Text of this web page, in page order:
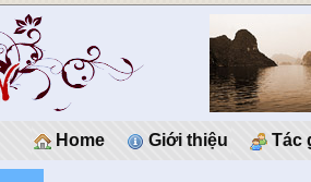
Home Giới thiệu Tác